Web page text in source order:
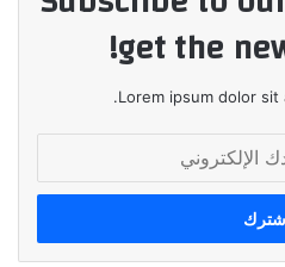
get the
Lorem ipsum dolor